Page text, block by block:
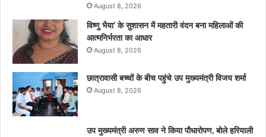
August 8, 2026
विष्णु भैया’ के सुशासन में महतारी वंदन बना महिलाओं की
आत्मनिर्भरता का आधार
August 8, 2026
छात्रावासी बच्चों के बीच पहुंचे उप मुख्यमंत्री विजय शर्मा
August 8, 2026
उप मुख्यमंत्री अरुण साव ने किया पौधारोपण, बोले हरियाली